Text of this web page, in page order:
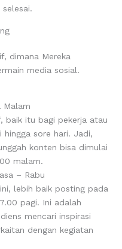
dimana Mereka
media sosial.
Malam
baik itu bagi pekerja atau
hingga sore hari. Jadi,
konten bisa dimulai
malam.
– Rabu
lebih baik posting pada
pagi. Ini adalah
mencari inspirasi
dengan kegiatan